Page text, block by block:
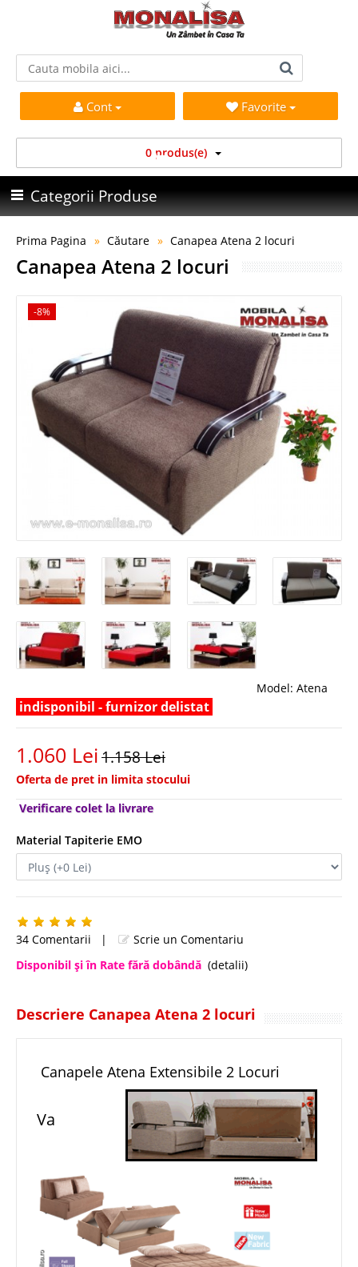
Cont Favorite
0 produs(e)
Categorii Produse
Prima Pagina Căutare Canapea Atena 2 locuri
Canapea Atena 2 locuri
-8%
Model: Atena
indisponibil - furnizor delistat
1.060 Lei1.158 Lei
Oferta de pret in limita stocului
Verificare colet la livrare
Material Tapiterie EMO
34 Comentarii |
Scrie un Comentariu
Disponibil şi în Rate fără dobândă (detalii)
Descriere Canapea Atena 2 locuri
Canapele Atena Extensibile 2 Locuri
Va